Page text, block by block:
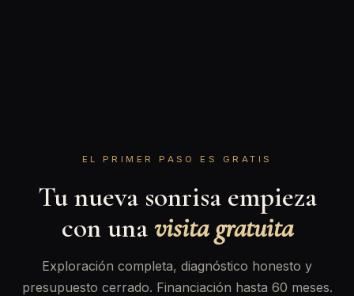
EL PRIMER PASO ES GRATIS
Tu nueva sonrisa empieza
con unavisita gratuita
Exploración completa, diagnóstico honesto y
presupuesto cerrado. Financiación hasta 60 meses.